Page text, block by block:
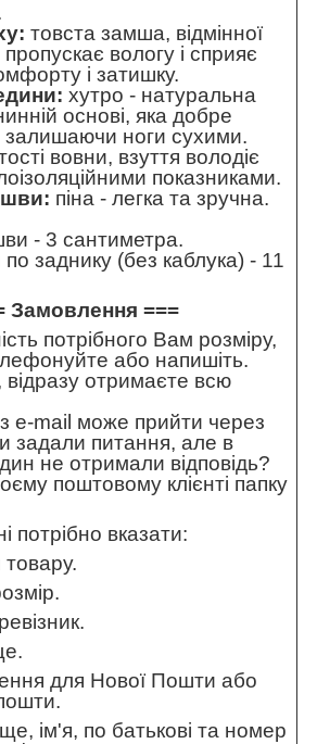
товста замша, відмінної
вологу і сприяє
і затишку.
хутро - натуральна
основі, яка добре
залишаючи ноги сухими.
вовни, взуття володіє
показниками.
піна - легка та зручна.
- 3 сантиметра.
заднику (без каблука) - 11
Замовлення ===
потрібного Вам розміру,
або напишіть.
відразу отримаєте всю
e-mail може прийти через
задали питання, але в
не отримали відповідь?
поштовому клієнті папку
потрібно вказати:
для Нової Пошти або
ім'я, по батькові та номер